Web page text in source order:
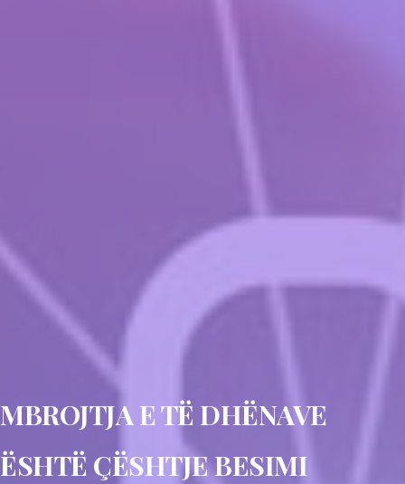
MBROJTJA E TË DHËNAVE
ËSHTË ÇËSHTJE BESIMI